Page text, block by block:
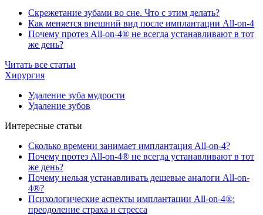
Скрежетание зубами во сне. Что с этим делать?
Как меняется внешний вид после имплантации All-on-4
Почему протез All-on-4® не всегда устанавливают в тот
же день?
Читать все статьи
Хирургия
Удаление зуба мудрости
Удаление зубов
Интересные статьи
Сколько времени занимает имплантация All-on-4?
Почему протез All-on-4® не всегда устанавливают в тот
же день?
Почему нельзя устанавливать дешевые аналоги All-on-
4®?
Психологические аспекты имплантации All-on-4®:
преодоление страха и стресса